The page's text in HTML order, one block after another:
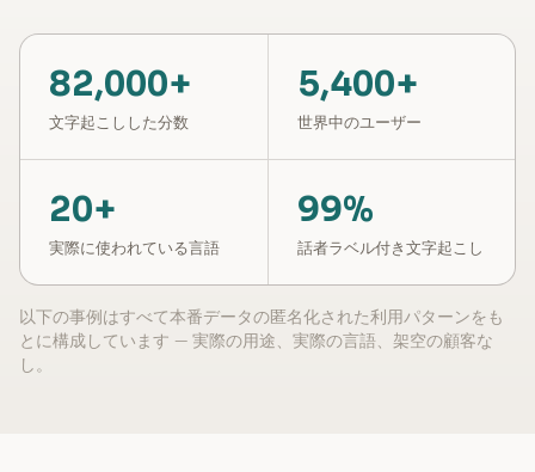
82,000+
文字起こしした分数
5,400+
世界中のユーザー
20+
実際に使われている言語
99%
話者ラベル付き文字起こし
以下の事例はすべて本番データの匿名化された利用パターンをも
とに構成しています — 実際の用途、実際の言語、架空の顧客な
し。